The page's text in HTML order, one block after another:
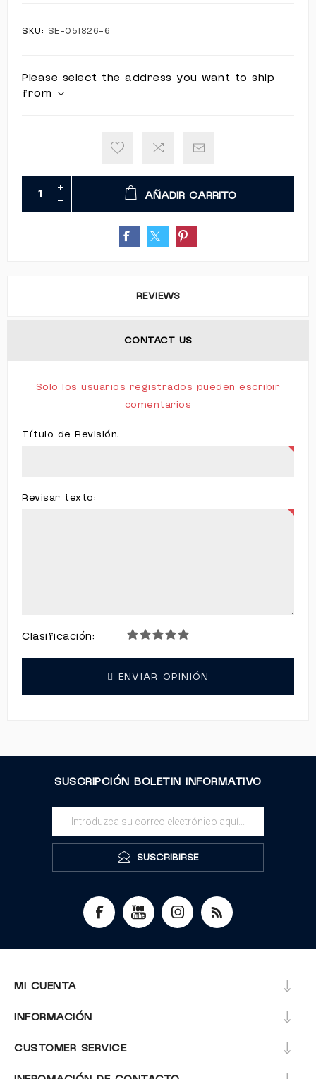
SKU: SE-051826-6
Please select the address you want to ship
from
AÑADIR CARRITO
REVIEWS
CONTACT US
Solo los usuarios registrados pueden escribir
comentarios
Título de Revisión:
Revisar texto:
Clasificación:
ENVIAR OPINIÓN
SUSCRIPCIÓN BOLETIN INFORMATIVO
SUSCRIBIRSE
MI CUENTA
INFORMACIÓN
CUSTOMER SERVICE